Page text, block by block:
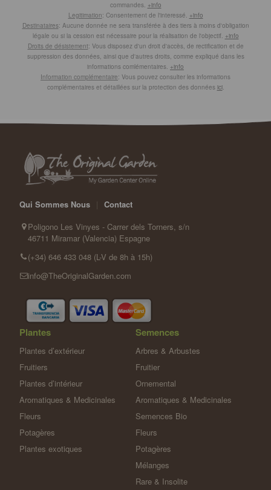
commandes. +info
Legitimation: Consentement de l'interessé. +info
Destinataires: Aucune donnée ne sera transférée à des tiers à moins d'obligation
légale ou si la cession est nécessaire pour la réalisation de l'objectif. +info
Droits de désistement: Vous disposez d'un droit d'accès, de rectification et de
suppression des données, ainsi que d'autres droits, comme expliqué dans les
informations comlémentaires. +info
Information complémentaire: Vous pouvez consulter les informations
complémentaires et détaillées sur la protection des données ici.
Qui Sommes Nous
Contact
Poligono Les Vinyes - Carrer dels Torners, s/n
46711 Miramar (Valencia) Espagne
(+34) 646 433 048 (L-V de 8h à 15h)
info@TheOriginalGarden.com
Plantes
Plantes d’extérieur
Fruitiers
Plantes d’intérieur
Aromatiques & Medicinales
Fleurs
Potagères
Plantes exotiques
Semences
Arbres & Arbustes
Fruitier
Ornemental
Aromatiques & Medicinales
Semences Bio
Fleurs
Potagères
Mélanges
Rare & Insolite